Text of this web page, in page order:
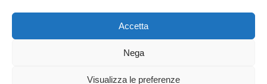
Accetta
Nega
Visualizza le preferenze